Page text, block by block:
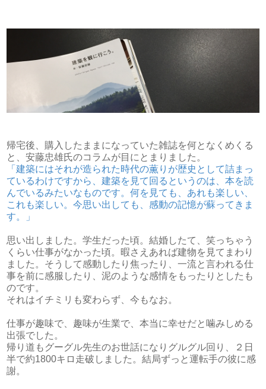
帰宅後、購入したままになっていた雑誌を何となくめくる
と、安藤忠雄氏のコラムが目にとまりました。
「建築にはそれが造られた時代の薫りが歴史として詰まっ
ているわけですから、建築を見て回るというのは、本を読
んでいるみたいなものです。何を見ても、あれも楽しい、
これも楽しい。今思い出しても、感動の記憶が蘇ってきま
す。」
思い出しました。学生だった頃。結婚したて、笑っちゃう
くらい仕事がなかった頃。暇さえあれば建物を見てまわり
ました。そうして感動したり焦ったり、一流と言われる仕
事を前に感服したり、泥のような感情をもったりとしたも
のです。
それはイチミリも変わらず、今もなお。
仕事が趣味で、趣味が生業で、本当に幸せだと噛みしめる
出張でした。
帰り道もグーグル先生のお世話になりグルグル回り、２日
半で約1800キロ走破しました。結局ずっと運転手の彼に感
謝。